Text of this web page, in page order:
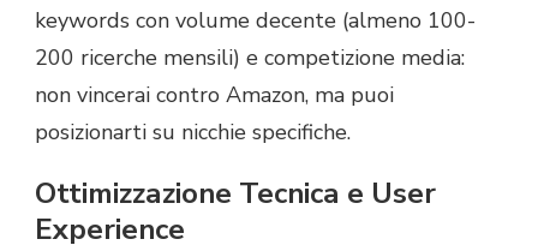
keywords con volume decente (almeno 100-
200 ricerche mensili) e competizione media:
non vincerai contro Amazon, ma puoi
posizionarti su nicchie specifiche.
Ottimizzazione Tecnica e User
Experience